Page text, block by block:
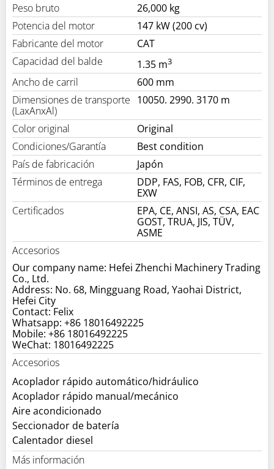
Peso bruto
26,000 kg
Potencia del motor
147 kW (200 cv)
Fabricante del motor
CAT
Capacidad del balde
1.35 m3
Ancho de carril
600 mm
Dimensiones de transporte
(LaxAnxAl)
10050. 2990. 3170 m
Color original
Original
Condiciones/Garantía
Best condition
País de fabricación
Japón
Términos de entrega
DDP, FAS, FOB, CFR, CIF,
EXW
Certificados
EPA, CE, ANSI, AS, CSA, EAC
GOST, TRUA, JIS, TÜV,
ASME
Accesorios
Our company name: Hefei Zhenchi Machinery Trading
Co., Ltd.
Address: No. 68, Mingguang Road, Yaohai District,
Hefei City
Contact: Felix
Whatsapp: +86 18016492225
Mobile: +86 18016492225
WeChat: 18016492225
Accesorios
Acoplador rápido automático/hidráulico
Acoplador rápido manual/mecánico
Aire acondicionado
Seccionador de batería
Calentador diesel
Más información